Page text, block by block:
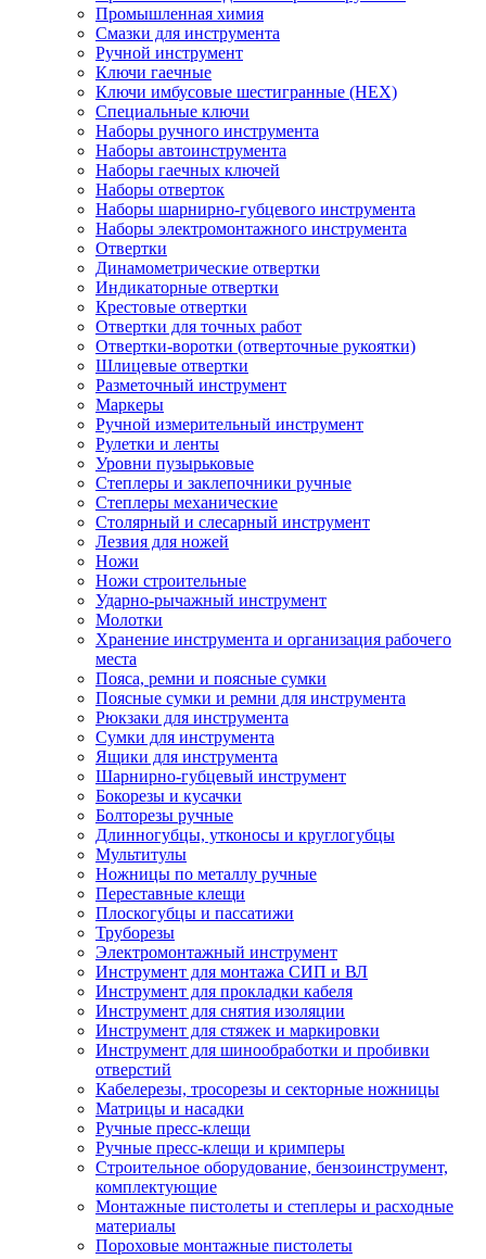
Промышленная химия
Смазки для инструмента
Ручной инструмент
Ключи гаечные
Ключи имбусовые шестигранные (HEX)
Специальные ключи
Наборы ручного инструмента
Наборы автоинструмента
Наборы гаечных ключей
Наборы отверток
Наборы шарнирно-губцевого инструмента
Наборы электромонтажного инструмента
Отвертки
Динамометрические отвертки
Индикаторные отвертки
Крестовые отвертки
Отвертки для точных работ
Отвертки-воротки (отверточные рукоятки)
Шлицевые отвертки
Разметочный инструмент
Маркеры
Ручной измерительный инструмент
Рулетки и ленты
Уровни пузырьковые
Степлеры и заклепочники ручные
Степлеры механические
Столярный и слесарный инструмент
Лезвия для ножей
Ножи
Ножи строительные
Ударно-рычажный инструмент
Молотки
Хранение инструмента и организация рабочего
места
Пояса, ремни и поясные сумки
Поясные сумки и ремни для инструмента
Рюкзаки для инструмента
Сумки для инструмента
Ящики для инструмента
Шарнирно-губцевый инструмент
Бокорезы и кусачки
Болторезы ручные
Длинногубцы, утконосы и круглогубцы
Мультитулы
Ножницы по металлу ручные
Переставные клещи
Плоскогубцы и пассатижи
Труборезы
Электромонтажный инструмент
Инструмент для монтажа СИП и ВЛ
Инструмент для прокладки кабеля
Инструмент для снятия изоляции
Инструмент для стяжек и маркировки
Инструмент для шинообработки и пробивки
отверстий
Кабелерезы, тросорезы и секторные ножницы
Матрицы и насадки
Ручные пресс-клещи
Ручные пресс-клещи и кримперы
Строительное оборудование, бензоинструмент,
комплектующие
Монтажные пистолеты и степлеры и расходные
материалы
Пороховые монтажные пистолеты